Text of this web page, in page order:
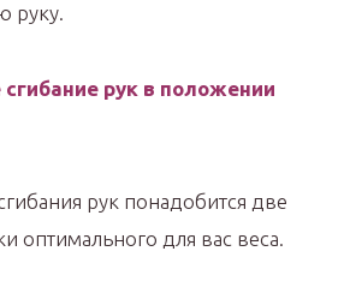
руку.
рук в положении
рук понадобится две
оптимального для вас веса.